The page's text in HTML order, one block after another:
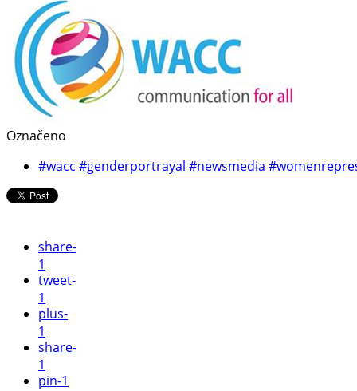
Označeno
#wacc #genderportrayal #newsmedia
share-
1
tweet-
1
plus-
1
share-
1
pin-1